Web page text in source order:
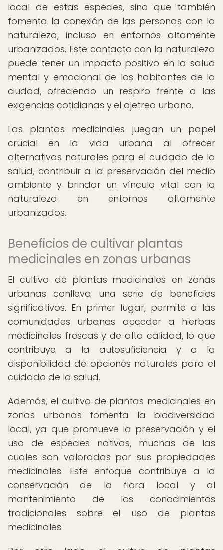
local de estas especies, sino que también
fomenta la conexión de las personas con la
naturaleza, incluso en entornos altamente
urbanizados. Este contacto con la naturaleza
puede tener un impacto positivo en la salud
mental y emocional de los habitantes de la
ciudad, ofreciendo un respiro frente a las
exigencias cotidianas y el ajetreo urbano.
Las plantas medicinales juegan un papel
crucial en la vida urbana al ofrecer
alternativas naturales para el cuidado de la
salud, contribuir a la preservación del medio
ambiente y brindar un vínculo vital con la
naturaleza en entornos altamente
urbanizados.
Beneficios de cultivar plantas
medicinales en zonas urbanas
El cultivo de plantas medicinales en zonas
urbanas conlleva una serie de beneficios
significativos. En primer lugar, permite a las
comunidades urbanas acceder a hierbas
medicinales frescas y de alta calidad, lo que
contribuye a la autosuficiencia y a la
disponibilidad de opciones naturales para el
cuidado de la salud.
Además, el cultivo de plantas medicinales en
zonas urbanas fomenta la biodiversidad
local, ya que promueve la preservación y el
uso de especies nativas, muchas de las
cuales son valoradas por sus propiedades
medicinales. Este enfoque contribuye a la
conservación de la flora local y al
mantenimiento de los conocimientos
tradicionales sobre el uso de plantas
medicinales.